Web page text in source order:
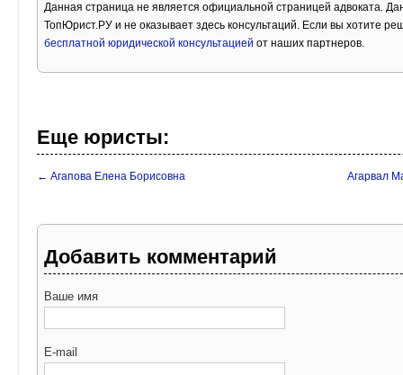
Данная страница не является официальной страницей адвоката.
ТопЮрист.РУ и не оказывает здесь консультаций. Если вы хотите
бесплатной юридической консультацией от наших партнеров.
Еще юристы:
← Агапова Елена Борисовна Агарвал
Добавить комментарий
Ваше имя
E-mail